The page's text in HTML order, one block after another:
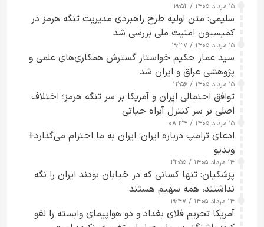
۱۵ مرداد ۱۴۰۵ / ۱۹:۵۲
سلیمی: متن اولیه طرح راهبردی مدیریت تنگه هرمز در
کمیسیون امنیت ملی بررسی شد
۱۵ مرداد ۱۴۰۵ / ۱۹:۳۷
سید عمار حکیم خواستار گسترش همکاری‌های علمی و
پژوهشی عراق و ایران شد
۱۵ مرداد ۱۴۰۵ / ۱۲:۵۶
توافق احتمالی ایران و آمریکا بر سر تنگه هرمز؛ اختلاف
اصلی بر سر کنترل آبراه حیاتی
۱۵ مرداد ۱۴۰۵ / ۰۸:۳۴
ادعای ترامپ درباره ایران: ایران به ما احترام می‌گذارد+
ویدیو
۱۴ مرداد ۱۴۰۵ / ۲۲:۵۵
پزشکیان: تنها کسانی که در خیابان بودند ایران را نگه
نداشتند، همه سهیم هستند
۱۴ مرداد ۱۴۰۵ / ۱۹:۴۷
آمریکا تحریم فلای بغداد و دو هواپیمای وابسته را لغو